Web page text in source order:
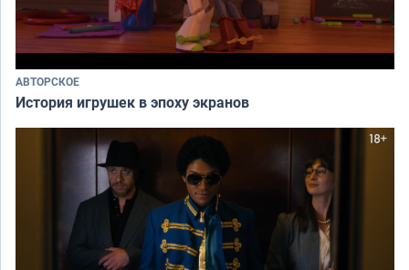
АВТОРСКОЕ
История игрушек в эпоху экранов